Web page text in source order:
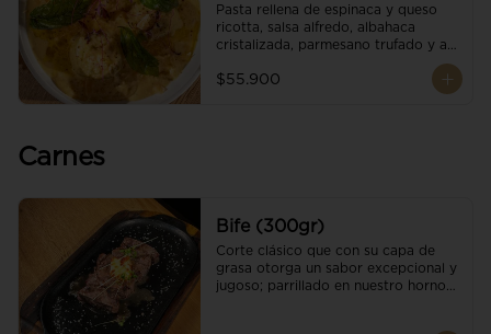
Pasta rellena de espinaca y queso
ricotta, salsa alfredo, albahaca
cristalizada, parmesano trufado y ajo
$55.900
Carnes
Bife (300gr)
Corte clásico que con su capa de
grasa otorga un sabor excepcional y
jugoso; parrillado en nuestro horno